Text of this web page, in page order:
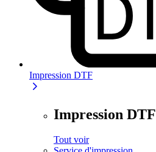
Impression DTF
Impression DTF
Tout voir